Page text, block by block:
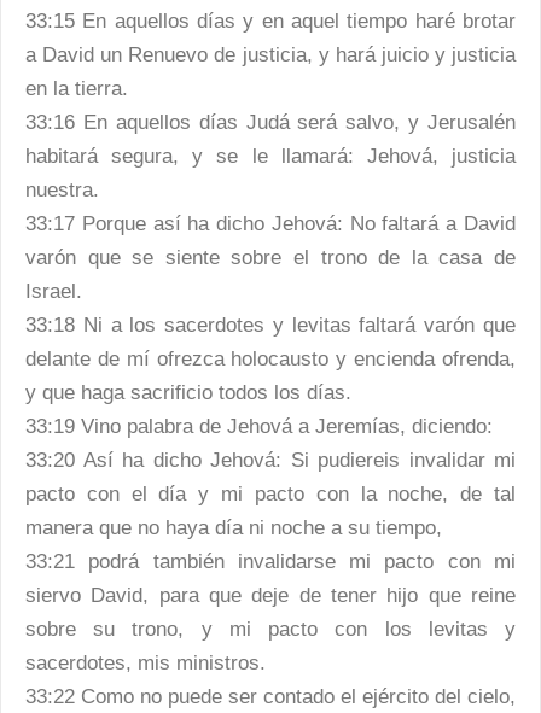
33:15 En aquellos días y en aquel tiempo haré brotar
a David un Renuevo de justicia, y hará juicio y justicia
en la tierra.
33:16 En aquellos días Judá será salvo, y Jerusalén
habitará segura, y se le llamará: Jehová, justicia
nuestra.
33:17 Porque así ha dicho Jehová: No faltará a David
varón que se siente sobre el trono de la casa de
Israel.
33:18 Ni a los sacerdotes y levitas faltará varón que
delante de mí ofrezca holocausto y encienda ofrenda,
y que haga sacrificio todos los días.
33:19 Vino palabra de Jehová a Jeremías, diciendo:
33:20 Así ha dicho Jehová: Si pudiereis invalidar mi
pacto con el día y mi pacto con la noche, de tal
manera que no haya día ni noche a su tiempo,
33:21 podrá también invalidarse mi pacto con mi
siervo David, para que deje de tener hijo que reine
sobre su trono, y mi pacto con los levitas y
sacerdotes, mis ministros.
33:22 Como no puede ser contado el ejército del cielo,